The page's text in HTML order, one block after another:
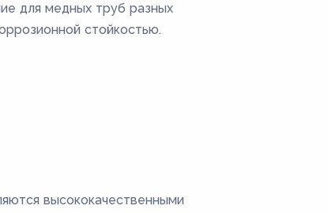
для медных труб разных
стойкостью.
высококачественными